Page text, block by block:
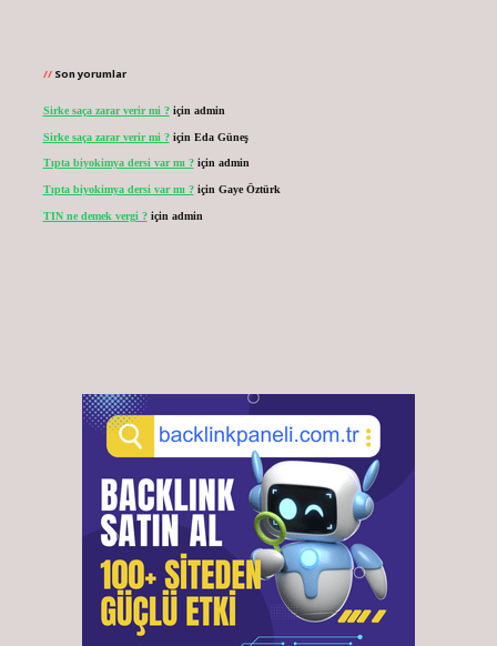
Son yorumlar
Sirke saça zarar verir mi ?için admin
Sirke saça zarar verir mi ?için Eda Güneş
Tıpta biyokimya dersi var mı ?için admin
Tıpta biyokimya dersi var mı ?için Gaye Öztürk
TIN ne demek vergi ?için admin